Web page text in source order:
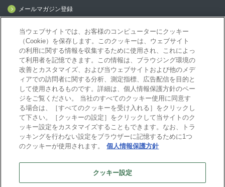
メールマガジン登録
mcframeナビ（ユーザ登録者）
mcframeユーザ会サイト（MCUG会員専用）
ID発行をご希望の方はこちら
パートナー専用サイト
mcframe GAパートナー専用サイト
MIJS
B-EN-Gについて
ビジネスエンジニアリング株式会社
当ウェブサイトでは、お客様のコンピューターにクッキー
（Cookie）を保存します。このクッキーは、ウェブサイト
の利用に関する情報を収集するために使用され、これによっ
て利用者を記憶できます。この情報は、ブラウジング環境の
改善とカスタマイズ、および当ウェブサイトおよび他のメデ
ィアでの訪問者に関する分析、測定指標、広告配信を目的と
して使用されるものです。詳細は、個人情報保護方針のペー
ジをご覧ください。 当社のすべてのクッキー使用に同意す
る場合は、［すべてのクッキーを受け入れる］をクリックし
て下さい。［クッキーの設定］をクリックして当サイトのク
ッキー設定をカスタマイズすることもできます。なお、トラ
ッキングを行わない設定をブラウザーに記憶するために1つ
のクッキーが使用されます。
個人情報保護方針
クッキー設定